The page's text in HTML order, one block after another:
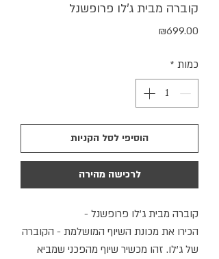
קוברה מבית ג'לו פרופשנל
₪699.00
כמות *
הוסיפי לסל הקניות
לרכישה מהירה
קוברה מבית ג'לו פרופשנל -
הכירו את מכונת השיוף המושלמת - הקוברה
של ג'לו. זהו מכשיר שיוף מהפכני שמביא